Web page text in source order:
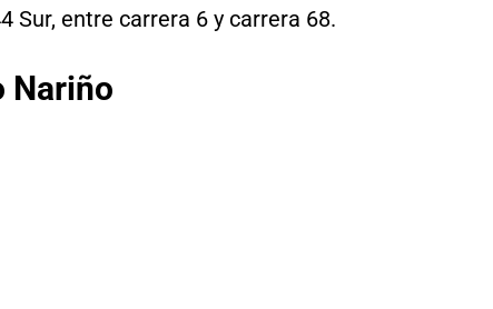
Sur, entre carrera 6 y carrera 68.
Nariño